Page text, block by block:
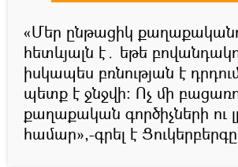
«Մեր ընթացիկ
հետևյալն է․ եթե
իսկապես բռնության է
պետք է ջնջվի։ Ոչ մի
քաղաքական գործիչների ու
համար»,-գրել է